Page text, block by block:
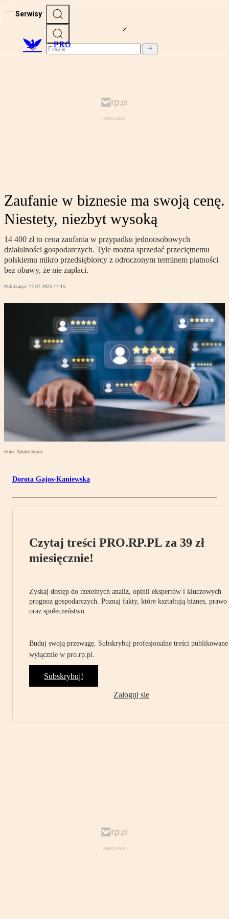
Serwisy
PRO
Zaufanie w biznesie ma swoją cenę.
Niestety, niezbyt wysoką
14 400 zł to cena zaufania w przypadku jednoosobowych
działalności gospodarczych. Tyle można sprzedać przeciętnemu
polskiemu mikro przedsiębiorcy z odroczonym terminem płatności
bez obawy, że nie zapłaci.
Publikacja: 17.07.2025 14:15
Foto: Adobe Stock
Dorota Gajos-Kaniewska
Czytaj treści PRO.RP.PL za 39 zł
miesięcznie!
Zyskaj dostęp do rzetelnych analiz, opinii ekspertów i kluczowych
prognoz gospodarczych. Poznaj fakty, które kształtują biznes, prawo
oraz społeczeństwo.
Buduj swoją przewagę. Subskrybuj profesjonalne treści publikowane
wyłącznie w pro.rp.pl.
Subskrybuj!
Zaloguj się